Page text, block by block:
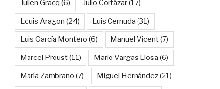
Julien Gracq (6) Julio Cortázar(17)
Louis Aragon (24) Luis Cernuda (31)
Luis García Montero (6) Manuel Vicent(7)
Marcel Proust(11) Mario Vargas Llosa (6)
María Zambrano (7) Miguel Hernández(21)